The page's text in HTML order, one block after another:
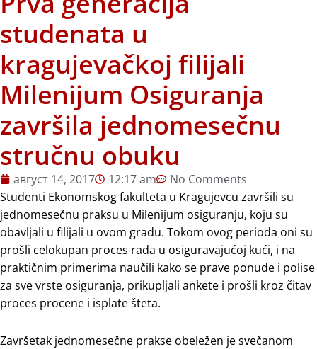
studenata u
kragujevačkoj filijali
Milenijum Osiguranja
završila jednomesečnu
stručnu obuku
август 14, 2017 12:17 am
No Comments
Studenti Ekonomskog fakulteta u Kragujevcu završili su
jednomesečnu praksu u Milenijum osiguranju, koju su
obavljali u filijali u ovom gradu. Tokom ovog perioda oni su
prošli celokupan proces rada u osiguravajućoj kući, i na
praktičnim primerima naučili kako se prave ponude i polise
za sve vrste osiguranja, prikupljali ankete i prošli kroz čitav
proces procene i isplate šteta.
Završetak jednomesečne prakse obeležen je svečanom